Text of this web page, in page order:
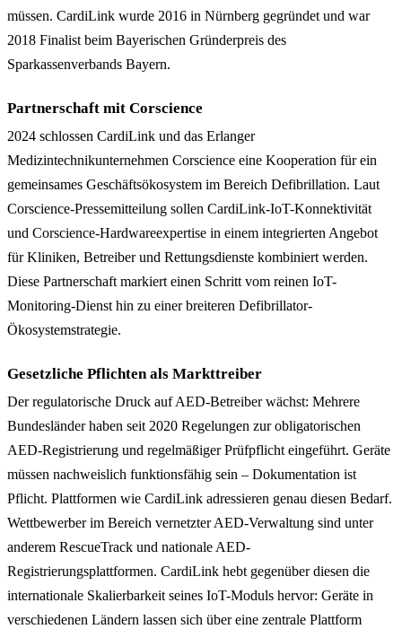
müssen. CardiLink wurde 2016 in Nürnberg gegründet und war
2018 Finalist beim Bayerischen Gründerpreis des
Sparkassenverbands Bayern.
Partnerschaft mit Corscience
2024 schlossen CardiLink und das Erlanger
Medizintechnikunternehmen Corscience eine Kooperation für ein
gemeinsames Geschäftsökosystem im Bereich Defibrillation. Laut
Corscience-Pressemitteilung sollen CardiLink-IoT-Konnektivität
und Corscience-Hardwareexpertise in einem integrierten Angebot
für Kliniken, Betreiber und Rettungsdienste kombiniert werden.
Diese Partnerschaft markiert einen Schritt vom reinen IoT-
Monitoring-Dienst hin zu einer breiteren Defibrillator-
Ökosystemstrategie.
Gesetzliche Pflichten als Markttreiber
Der regulatorische Druck auf AED-Betreiber wächst: Mehrere
Bundesländer haben seit 2020 Regelungen zur obligatorischen
AED-Registrierung und regelmäßiger Prüfpflicht eingeführt. Geräte
müssen nachweislich funktionsfähig sein – Dokumentation ist
Pflicht. Plattformen wie CardiLink adressieren genau diesen Bedarf.
Wettbewerber im Bereich vernetzter AED-Verwaltung sind unter
anderem RescueTrack und nationale AED-
Registrierungsplattformen. CardiLink hebt gegenüber diesen die
internationale Skalierbarkeit seines IoT-Moduls hervor: Geräte in
verschiedenen Ländern lassen sich über eine zentrale Plattform